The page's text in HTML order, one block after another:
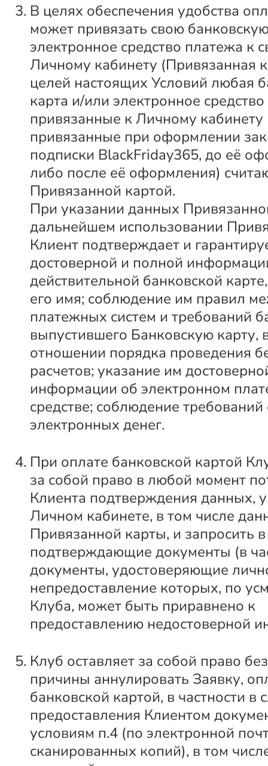
В целях обеспечения удобства
может привязать свою
электронное средство платежа к
Личному кабинету (Привязанная
целей настоящих Условий любая
карта и/или электронное
привязанные к Личному кабинету
привязанные при оформлении
подписки BlackFriday365, до её
либо после её оформления)
Привязанной картой.
При указании данных
дальнейшем использовании
Клиент подтверждает и
достоверной и полной
действительной банковской
его имя; соблюдение им правил
платежных систем и требований
выпустившего Банковскую карту,
отношении порядка проведения
расчетов; указание им
информации об электронном
средстве; соблюдение
электронных денег.
При оплате банковской картой
за собой право в любой момент
Клиента подтверждения данных,
Личном кабинете, в том числе
Привязанной карты, и запросить в
подтверждающие документы (в
документы, удостоверяющие
непредоставление которых, по
Клуба, может быть приравнено к
предоставлению недостоверной
Клуб оставляет за собой право
причины аннулировать Заявку,
банковской картой, в частности в
предоставления Клиентом
условиям п.4 (по электронной
сканированных копий), в том